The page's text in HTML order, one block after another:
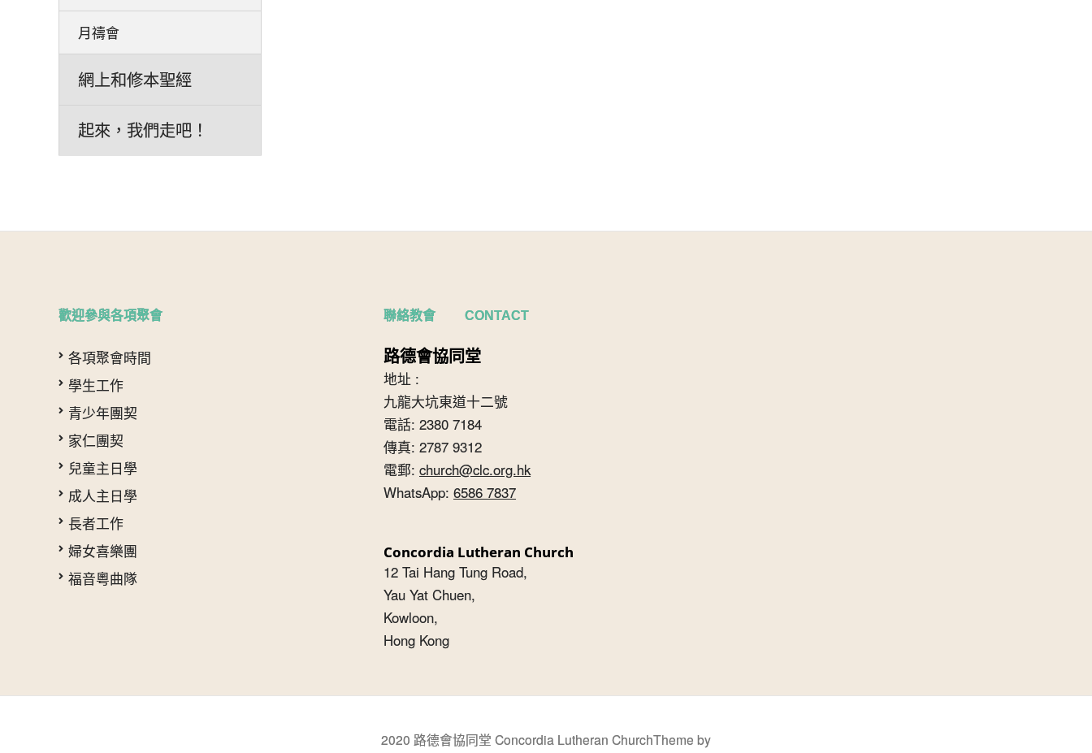
月禱會
網上和修本聖經
起來，我們走吧！
歡迎參與各項聚會
各項聚會時間
學生工作
青少年團契
家仁團契
兒童主日學
成人主日學
長者工作
婦女喜樂團
福音粵曲隊
聯絡教會 CONTACT
路德會協同堂
地址 :
九龍大坑東道十二號
電話: 2380 7184
傳真: 2787 9312
電郵: church@clc.org.hk
WhatsApp: 6586 7837
Concordia Lutheran Church
12 Tai Hang Tung Road,
Yau Yat Chuen,
Kowloon,
Hong Kong
2020 路德會協同堂 Concordia Lutheran ChurchTheme by